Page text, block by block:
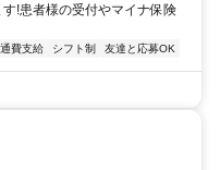
!患者様の受付やマイナ保険
費支給 シフト制 友達と応募OK